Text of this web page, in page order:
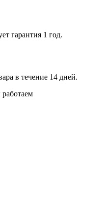
гарантия 1 год.
в течение 14 дней.